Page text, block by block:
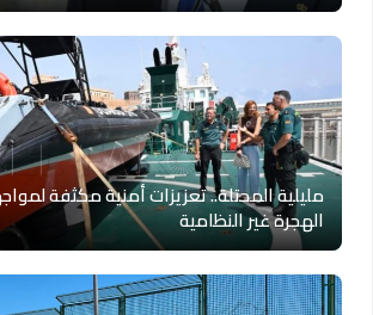
مليلية المحتلة.. تعزيزات أمنية مكثفة
الهجرة غير النظامية